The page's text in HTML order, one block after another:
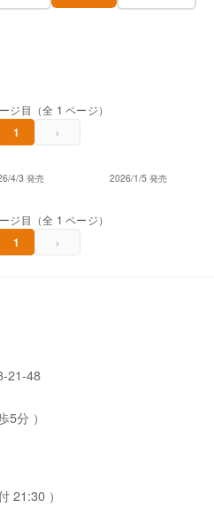
ジ目（全 1 ページ）
1 ›
4/3 発売 2026/1/5 発売
ジ目（全 1 ページ）
1 ›
21-48
5分 ）
21:30 ）